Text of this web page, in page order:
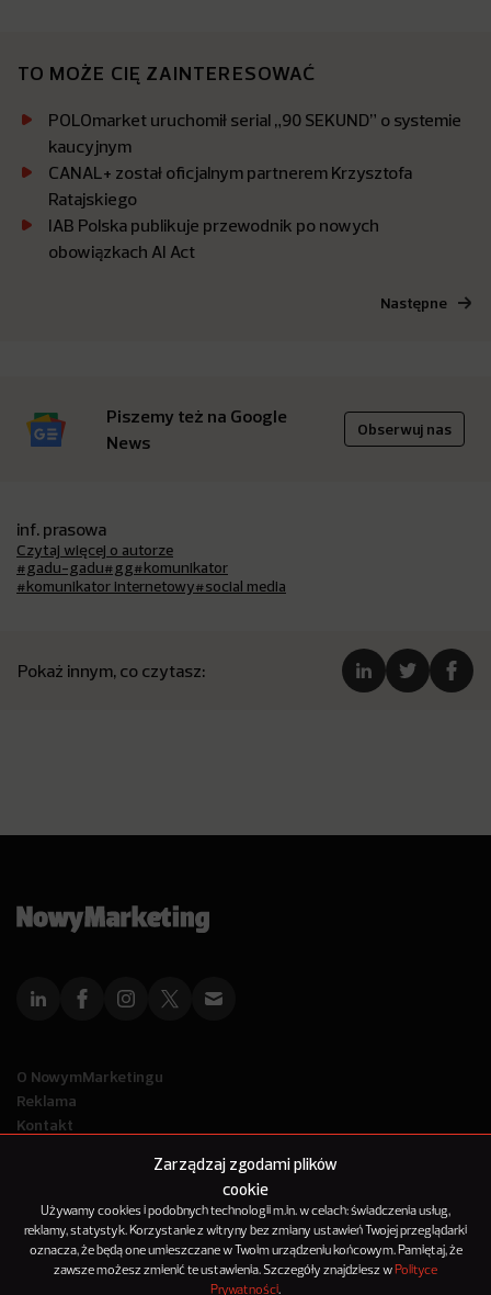
Zarządzaj zgodami plików
cookie
Używamy cookies i podobnych technologii m.in. w celach: świadczenia usług,
reklamy, statystyk. Korzystanie z witryny bez zmiany ustawień Twojej przeglądarki
oznacza, że będą one umieszczane w Twoim urządzeniu końcowym. Pamiętaj, że
zawsze możesz zmienić te ustawienia. Szczegóły znajdziesz w Polityce
Prywatności.
TO MOŻE CIĘ ZAINTERESOWAĆ
POLOmarket uruchomił serial „90 SEKUND” o systemie
kaucyjnym
CANAL+ został oficjalnym partnerem Krzysztofa
Ratajskiego
IAB Polska publikuje przewodnik po nowych
obowiązkach AI Act
Następne
Piszemy też na Google
News
Obserwuj nas
inf. prasowa
Czytaj więcej o autorze
#gadu-gadu#gg#komunikator
#komunikator internetowy#social media
Pokaż innym, co czytasz:
O NowymMarketingu
Reklama
Kontakt
© 2012-2025
NowyMarketing jest marką 143Media Sp. z o.o.